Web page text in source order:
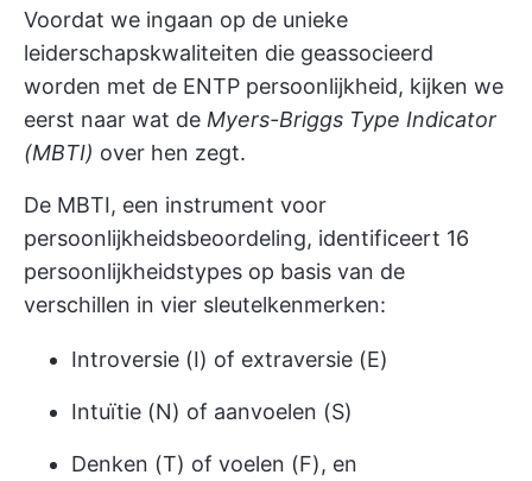
Voordat we ingaan op de unieke
leiderschapskwaliteiten die geassocieerd
worden met de ENTP persoonlijkheid, kijken we
eerst naar wat de Myers-Briggs Type Indicator
(MBTI) over hen zegt.
De MBTI, een instrument voor
persoonlijkheidsbeoordeling, identificeert 16
persoonlijkheidstypes op basis van de
verschillen in vier sleutelkenmerken:
Introversie (I) of extraversie (E)
Intuïtie (N) of aanvoelen (S)
Denken (T) of voelen (F), en